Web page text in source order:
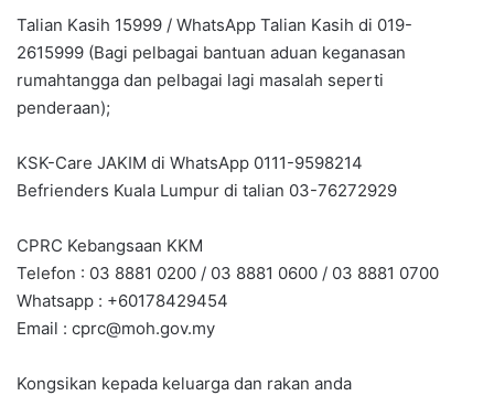
Talian Kasih 15999 / WhatsApp Talian Kasih di 019-
2615999 (Bagi pelbagai bantuan aduan keganasan
rumahtangga dan pelbagai lagi masalah seperti
penderaan);
KSK-Care JAKIM di WhatsApp 0111-9598214
Befrienders Kuala Lumpur di talian 03-76272929
CPRC Kebangsaan KKM
Telefon : 03 8881 0200 / 03 8881 0600 / 03 8881 0700
Whatsapp : +60178429454
Email : cprc@moh.gov.my
Kongsikan kepada keluarga dan rakan anda